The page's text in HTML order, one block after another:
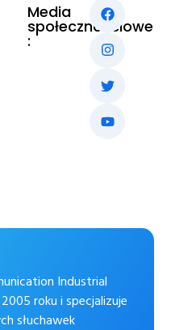
Media
społecznościowe
:
Industrial
roku i specjalizuje
słuchawek